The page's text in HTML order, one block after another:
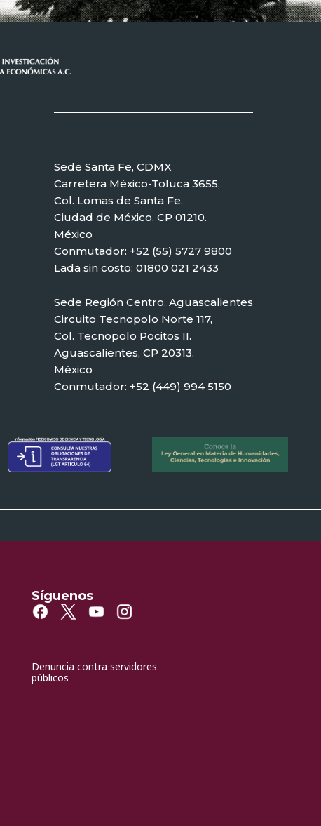
Sede Santa Fe, CDMX
Carretera México-Toluca 3655,
Col. Lomas de Santa Fe.
Ciudad de México, CP 01210.
México
Conmutador: +52 (55) 5727 9800
Lada sin costo: 01800 021 2433
Sede Región Centro, Aguascalientes
Circuito Tecnopolo Norte 117,
Col. Tecnopolo Pocitos II.
Aguascalientes, CP 20313.
México
Conmutador: +52 (449) 994 5150
Síguenos
Denuncia contra servidores
públicos